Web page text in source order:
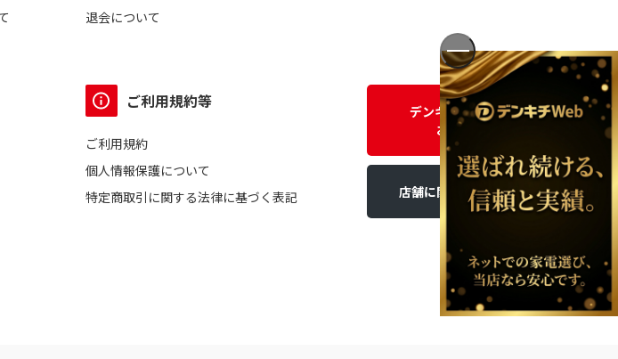
退会について
ご利用規約等
ご利用規約
個人情報保護について
特定商取引に関する法律に基づく表記
デンキチWEBに関する
お問い合わせ
店舗に関するお問い合わせ